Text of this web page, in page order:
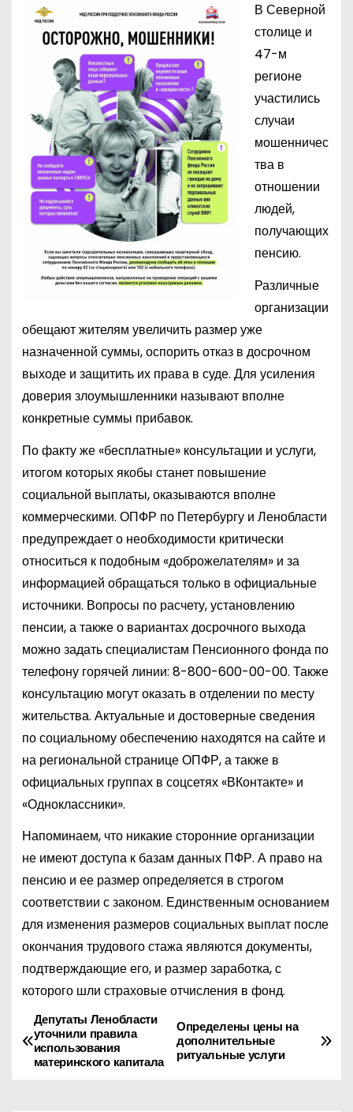
В Северной
столице и
47-м
регионе
участились
случаи
мошенничес
тва в
отношении
людей,
получающих
пенсию.
Различные
организации
обещают жителям увеличить размер уже
назначенной суммы, оспорить отказ в досрочном
выходе и защитить их права в суде. Для усиления
доверия злоумышленники называют вполне
конкретные суммы прибавок.
По факту же «бесплатные» консультации и услуги,
итогом которых якобы станет повышение
социальной выплаты, оказываются вполне
коммерческими. ОПФР по Петербургу и Ленобласти
предупреждает о необходимости критически
относиться к подобным «доброжелателям» и за
информацией обращаться только в официальные
источники. Вопросы по расчету, установлению
пенсии, а также о вариантах досрочного выхода
можно задать специалистам Пенсионного фонда по
телефону горячей линии: 8-800-600-00-00. Также
консультацию могут оказать в отделении по месту
жительства. Актуальные и достоверные сведения
по социальному обеспечению находятся на сайте и
на региональной странице ОПФР, а также в
официальных группах в соцсетях «ВКонтакте» и
«Одноклассники».
Напоминаем, что никакие сторонние организации
не имеют доступа к базам данных ПФР. А право на
пенсию и ее размер определяется в строгом
соответствии с законом. Единственным основанием
для изменения размеров социальных выплат после
окончания трудового стажа являются документы,
подтверждающие его, и размер заработка, с
которого шли страховые отчисления в фонд.
Н
а
Определены цены на
дополнительные
ритуальные услуги
Депутаты Ленобласти
уточнили правила
использования
материнского капитала